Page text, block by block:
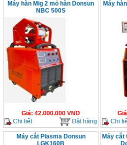
Máy hàn Mig 2 mỏ hàn Donsun
NBC 500S
Giá: 42.000.000 VND
Chi tiết
Đặt hàng
Máy
Giá
Chi
Máy cắt Plasma Donsun
Máy cắt